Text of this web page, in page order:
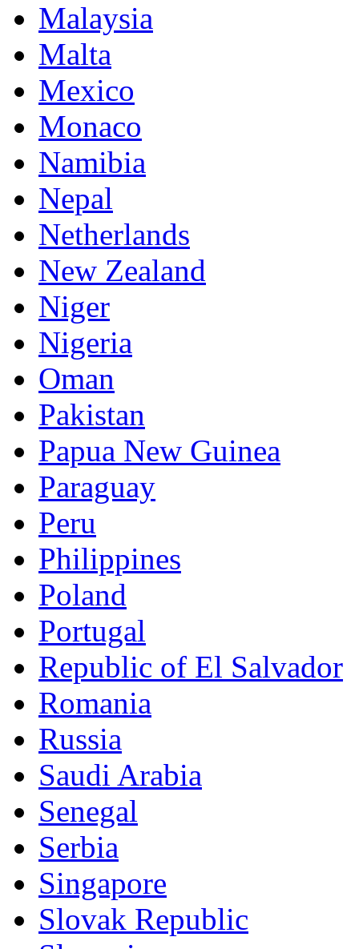
Malaysia
Malta
Mexico
Monaco
Namibia
Nepal
Netherlands
New Zealand
Niger
Nigeria
Oman
Pakistan
Papua New Guinea
Paraguay
Peru
Philippines
Poland
Portugal
Republic of El Salvador
Romania
Russia
Saudi Arabia
Senegal
Serbia
Singapore
Slovak Republic